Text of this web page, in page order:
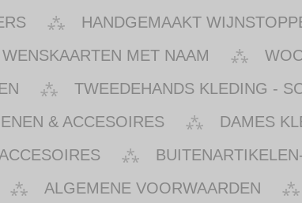
HANDGEMAAKT
WENSKAARTEN MET NAAM
TWEEDEHANDS KLEDING -
& ACCESOIRES
DAMES
ALGEMENE VOORWAARDEN